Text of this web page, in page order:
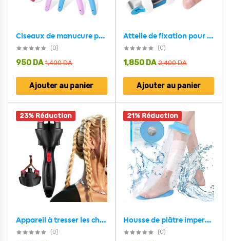
Ciseaux de manucure professionnels pour enlever les ongles – مقص مانيكير احترافي لإزالة الأظافر
(0)
1,400DA
950 DA
Ajouter au panier
Attelle de fixation pour fracture du doigt – أداة لتثبيت الإصبع المصاب
(0)
2,400DA
1,850 DA
Ajouter au panier
23% Réduction
Appareil à tresser les cheveux automatique torsion rapide
(0)
21% Réduction
Housse de plâtre imperméable pour la douche protection pour demi jambe adulte – غطاء عازل للمياه للرجل المكسورة
(0)